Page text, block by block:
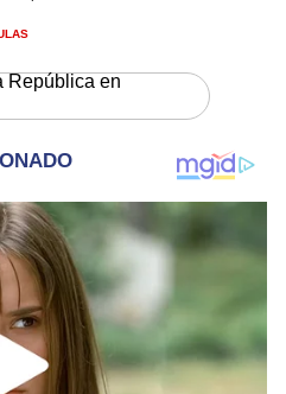
República en